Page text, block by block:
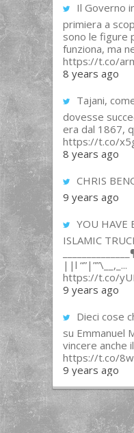
Il Governo
primiera a
sono le figure
funziona, ma
https://t.co/
8 years ago
Tajani,
dovesse
era dal 1867,
https://t.co/
8 years ago
CHRIS
9 years ago
YOU HAVE
ISLAMIC
||l “”|””\__,_...
https://t.co/
9 years ago
Dieci cose
su Emmanuel
vincere anche
https://t.co/
9 years ago